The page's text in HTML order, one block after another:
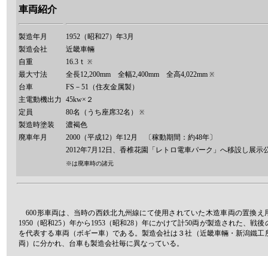
車両紹介
製造年月
1952（昭和27）年3月
製造会社
近畿車輛
自重
16.3ｔ ※
最大寸法 全長12,200mm 全幅2,400mm 全高4,022mm ※
台車
FS－51（住友金属製）
主電動機出力 45kw×２
定員
80名（うち座席32名） ※
製造時塗装
濃褐色
廃車年月
2000（平成12）年12月 〔稼動期間：約48年〕
2012年7月12日、香椎花園「レトロ電車パーク」へ移設し展示
※は廃車時の諸元
600形車両は、当時の西鉄北九州線にて使用されていた木造車両の置換え
1950（昭和25）年から1953（昭和28）年にかけて計50両が製造された、戦後
を代表する車両（ボギー車）である。製造会社は３社（近畿車輛・新潟鐵工
両）に分かれ、台車も製造会社毎に異なっている。